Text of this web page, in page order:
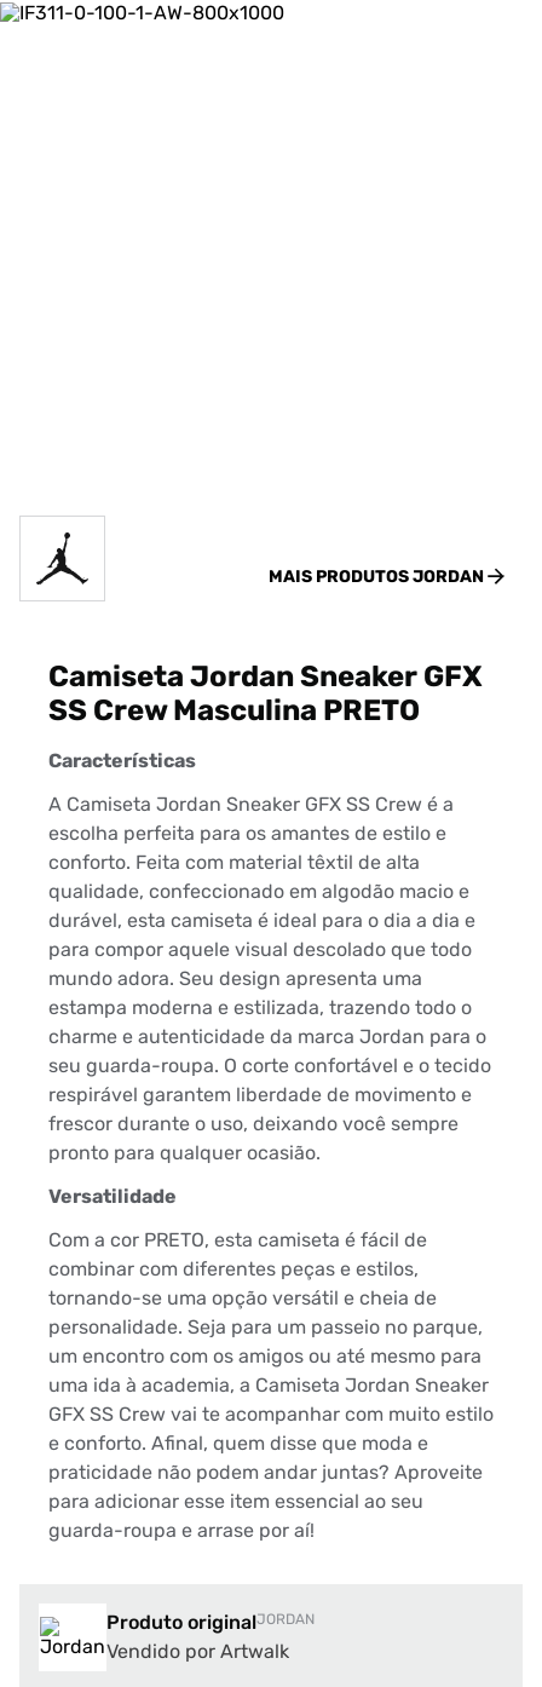
MAIS PRODUTOSJORDAN
Camiseta Jordan Sneaker GFX
SS Crew Masculina PRETO
Características
A Camiseta Jordan Sneaker GFX SS Crew é a
escolha perfeita para os amantes de estilo e
conforto. Feita com material têxtil de alta
qualidade, confeccionado em algodão macio e
durável, esta camiseta é ideal para o dia a dia e
para compor aquele visual descolado que todo
mundo adora. Seu design apresenta uma
estampa moderna e estilizada, trazendo todo o
charme e autenticidade da marca Jordan para o
seu guarda-roupa. O corte confortável e o tecido
respirável garantem liberdade de movimento e
frescor durante o uso, deixando você sempre
pronto para qualquer ocasião.
Versatilidade
Com a cor PRETO, esta camiseta é fácil de
combinar com diferentes peças e estilos,
tornando-se uma opção versátil e cheia de
personalidade. Seja para um passeio no parque,
um encontro com os amigos ou até mesmo para
uma ida à academia, a Camiseta Jordan Sneaker
GFX SS Crew vai te acompanhar com muito estilo
e conforto. Afinal, quem disse que moda e
praticidade não podem andar juntas? Aproveite
para adicionar esse item essencial ao seu
guarda-roupa e arrase por aí!
Produto originalJORDAN
Vendido por Artwalk